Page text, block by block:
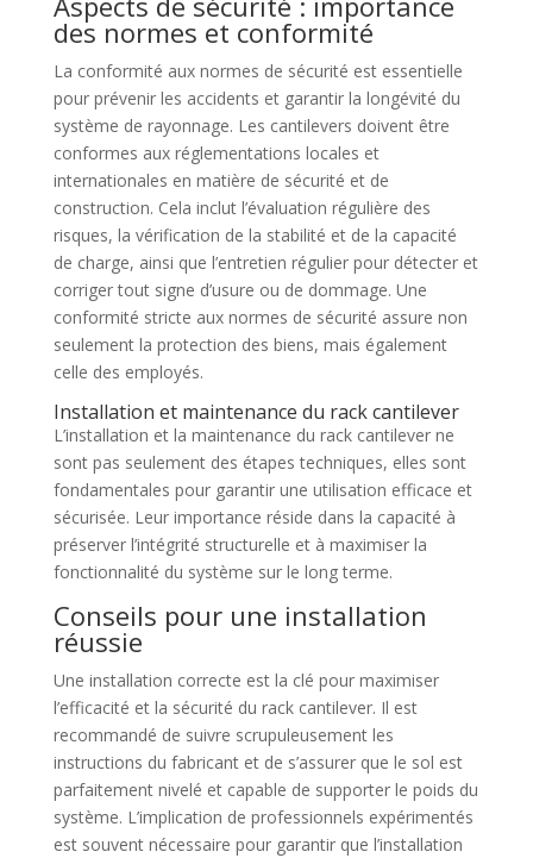
des normes et conformité
La conformité aux normes de sécurité est essentielle
pour prévenir les accidents et garantir la longévité du
système de rayonnage. Les cantilevers doivent être
conformes aux réglementations locales et
internationales en matière de sécurité et de
construction. Cela inclut l’évaluation régulière des
risques, la vérification de la stabilité et de la capacité
de charge, ainsi que l’entretien régulier pour détecter et
corriger tout signe d’usure ou de dommage. Une
conformité stricte aux normes de sécurité assure non
seulement la protection des biens, mais également
celle des employés.
Installation et maintenance du rack cantilever
L’installation et la maintenance du rack cantilever ne
sont pas seulement des étapes techniques, elles sont
fondamentales pour garantir une utilisation efficace et
sécurisée. Leur importance réside dans la capacité à
préserver l’intégrité structurelle et à maximiser la
fonctionnalité du système sur le long terme.
Conseils pour une installation
réussie
Une installation correcte est la clé pour maximiser
l’efficacité et la sécurité du rack cantilever. Il est
recommandé de suivre scrupuleusement les
instructions du fabricant et de s’assurer que le sol est
parfaitement nivelé et capable de supporter le poids du
système. L’implication de professionnels expérimentés
est souvent nécessaire pour garantir que l’installation